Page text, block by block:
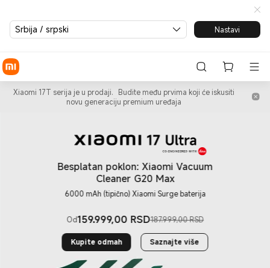
Srbija / srpski Nastavi
Xiaomi® Srbija | Kupite
Xiaomi 17T serija je u prodaji.
Budite među prvima koji će iskusiti
novu generaciju premium uređaja
Besplatan poklon: Xiaomi Vacuum
Cleaner G20 Max
6000 mAh (tipično) Xiaomi Surge baterija
Od159.999,00RSD
Current Price RSD159999
187.999,00 RSD
Tržišna cena 187.999,00 RSD
Kupite odmah
Saznajte više